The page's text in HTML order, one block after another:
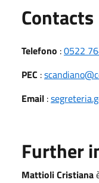
Contacts
Telefono :0522
PEC :
Email :
Further
Mattioli Cristiana